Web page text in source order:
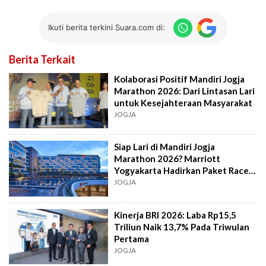
Ikuti berita terkini Suara.com di:
Berita Terkait
Kolaborasi Positif Mandiri Jogja
Marathon 2026: Dari Lintasan Lari
untuk Kesejahteraan Masyarakat
JOGJA
Siap Lari di Mandiri Jogja
Marathon 2026? Marriott
Yogyakarta Hadirkan Paket Race
& Rest Bagi Pelari
JOGJA
Kinerja BRI 2026: Laba Rp15,5
Triliun Naik 13,7% Pada Triwulan
Pertama
JOGJA